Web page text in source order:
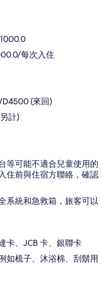
每次入住
(來回)
計)
等可能不適合兒童使用的
住前與住宿方聯絡，確認
系統和急救箱，旅客可以
卡、JCB 卡、銀聯卡
如梳子、沐浴棉、刮鬍用